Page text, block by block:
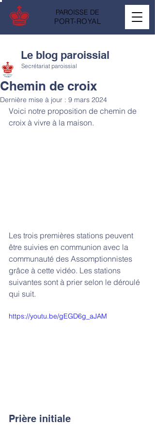
PAROISSE DE
PORT-ROYAL
Chemin de croix
Secrétariat paroissial
Dernière mise à jour : 9 mars 2024
Voici notre proposition de chemin de
croix à vivre à la maison.
Les trois premières stations peuvent
être suivies en communion avec la
communauté des Assomptionnistes
grâce à cette vidéo. Les stations
suivantes sont à prier selon le déroulé
qui suit.
https://youtu.be/gEGD6g_aJAM
Prière initiale
Le blog paroissial